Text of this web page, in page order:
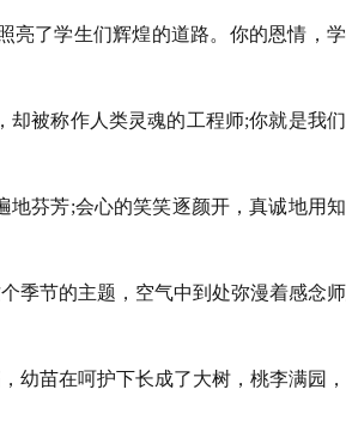
亮了学生们辉煌的道路。你的恩情，
却被称作人类灵魂的工程师;你就是我
地芬芳;会心的笑笑逐颜开，真诚地用
季节的主题，空气中到处弥漫着感念
幼苗在呵护下长成了大树，桃李满园